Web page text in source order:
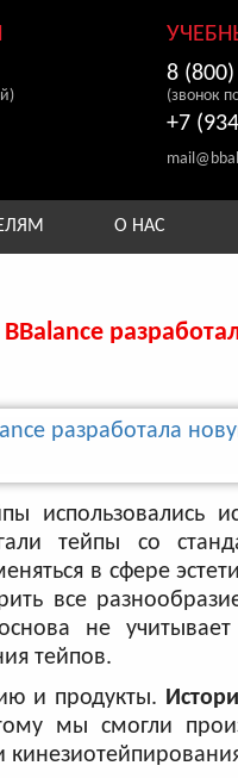
8
(звонок
+7
О НАС
использовались
тейпы со
в сфере
все
не
тейпов.
и продукты.
мы смогли